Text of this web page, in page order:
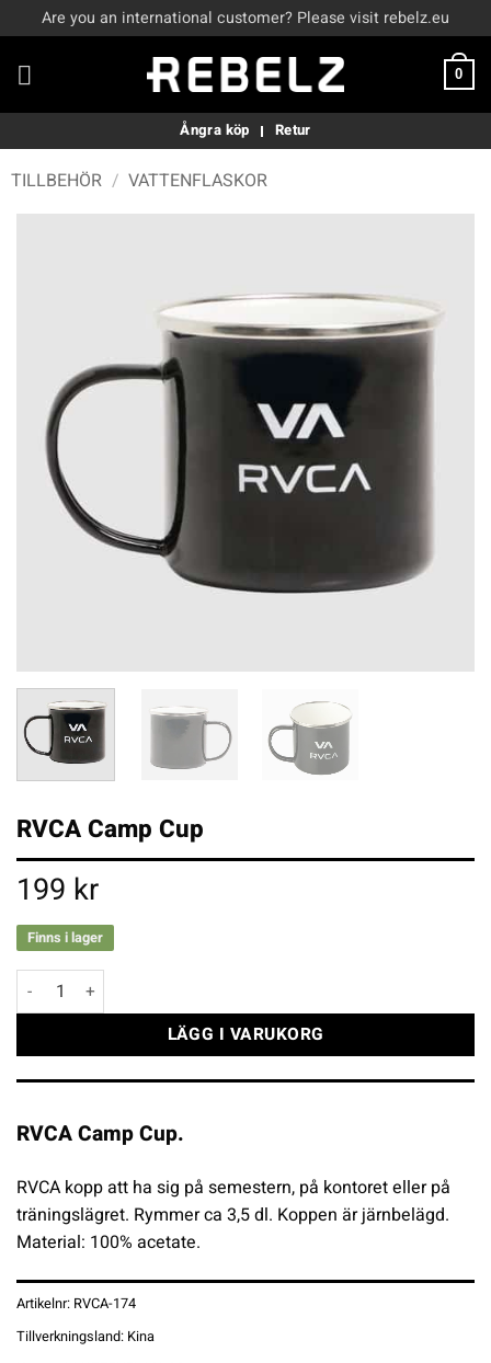
to
content
Are you an international customer? Please visit rebelz.eu
0
Ångra köp Retur
TILLBEHÖR / VATTENFLASKOR
RVCA Camp Cup
199 kr
Finns i lager
RVCA Camp Cup mängd
LÄGG I VARUKORG
RVCA Camp Cup.
RVCA kopp att ha sig på semestern, på kontoret eller på
träningslägret. Rymmer ca 3,5 dl. Koppen är järnbelägd.
Material: 100% acetate.
Artikelnr: RVCA-174
Tillverkningsland: Kina